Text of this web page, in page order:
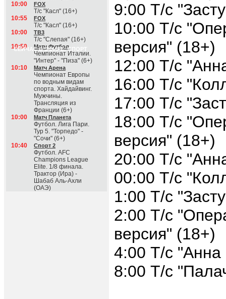
10:00
FOX
Т/с "Касл" (16+)
10:55
FOX
Т/с "Касл" (16+)
10:00
ТВ3
Т/с "Слепая" (16+)
СЕЙЧАС В ЭФИРЕ: СПОРТ
10:50 Матч Футбол
Чемпионат Италии.
"Интер" - "Пиза" (6+)
10:10
Матч Арена
Чемпионат Европы
по водным видам
спорта. Хайдайвинг.
Мужчины.
Трансляция из
Франции (6+)
10:00
Матч Планета
Футбол. Лига Пари.
Тур 5. "Торпедо" -
"Сочи" (6+)
10:40
Спорт 2
Футбол. AFC
Champions League
Elite. 1/8 финала.
Трактор (Ира) -
Шабаб Аль-Ахли
(ОАЭ)
9:00 Т/с
10:00 Т/с
версия" (18+)
12:00 Т/с
16:00 Т/с
17:00 Т/с
18:00 Т/с
версия" (18+)
20:00 Т/с
00:00 Т/с
1:00 Т/с
2:00 Т/с
версия" (18+)
4:00 Т/с
8:00 Т/с